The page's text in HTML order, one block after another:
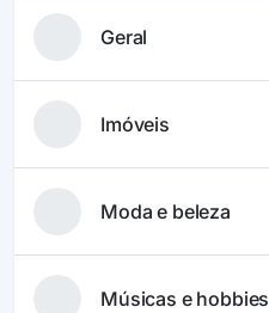
Geral
Imóveis
Moda e beleza
Músicas e hobbies